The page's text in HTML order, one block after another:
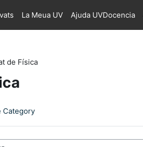
La Meua UV Ajuda UVDocencia
de Física
Category